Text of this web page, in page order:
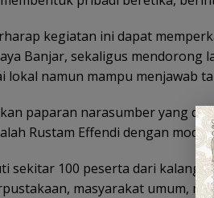
kegiatan ini dapat
Banjar, sekaligus mendorong
lokal namun mampu menjawab
paparan narasumber yang
Rustam Effendi dengan
sekitar 100 peserta dari
masyarakat umum,